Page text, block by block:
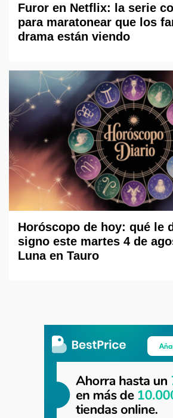
Furor en Netflix: la serie
para maratonear que los
drama están viendo
Horóscopo de hoy: qué le
signo este martes 4 de
Luna en Tauro